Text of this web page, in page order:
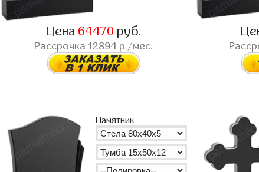
Цена 64470 руб.
Рассрочка12894 р./мес.
Памятник